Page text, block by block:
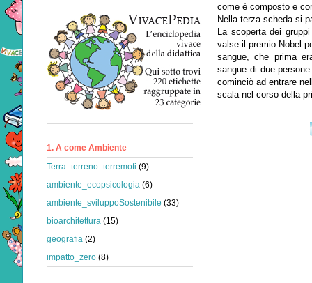
come è composto e
Nella terza scheda si
La scoperta dei
valse il premio Nobel
sangue, che prima
sangue di due
cominciò ad entrare
scala nel corso della
1. A come Ambiente
Terra_terreno_terremoti (9)
ambiente_ecopsicologia (6)
ambiente_sviluppoSostenibile (33)
bioarchitettura (15)
geografia (2)
impatto_zero (8)